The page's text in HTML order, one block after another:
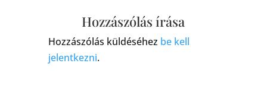
Hozzászólás írása
Hozzászólás küldéséhez be kell
jelentkezni.